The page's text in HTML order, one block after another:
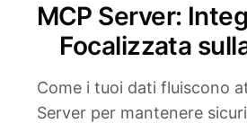
MCP Server:
Focalizzata
Come i tuoi dati fluiscono
Server per mantenere